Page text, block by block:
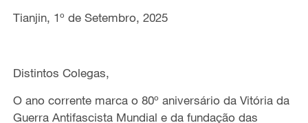
Tianjin, 1º de Setembro, 2025
Distintos Colegas,
O ano corrente marca o 80º aniversário da Vitória da
Guerra Antifascista Mundial e da fundação das